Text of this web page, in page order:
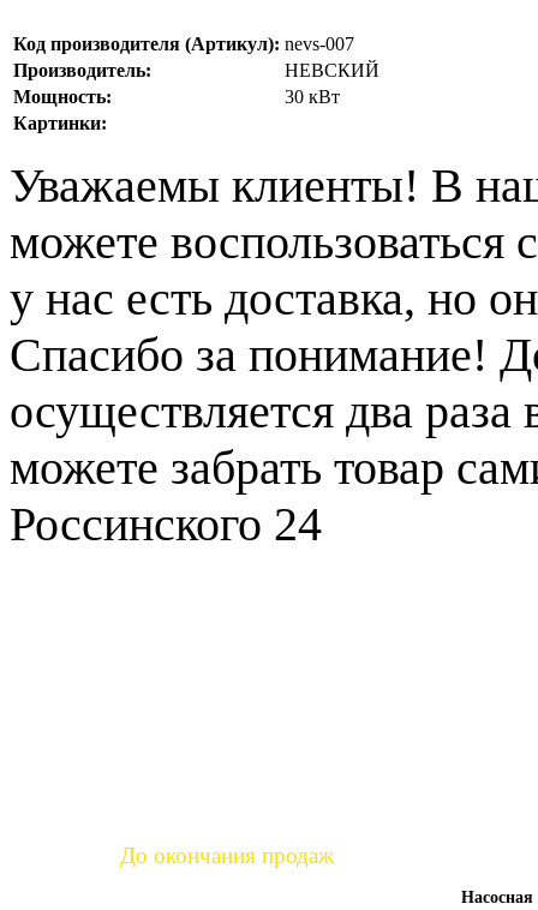
Код производителя (Артикул): nevs-007
Производитель:
НЕВСКИЙ
Мощность:
30 кВт
Картинки:
Уважаемы клиенты! В
можете воспользоваться
у нас есть доставка, но
Спасибо за понимание!
осуществляется два
можете забрать товар
Россинского 24
До окончания продаж